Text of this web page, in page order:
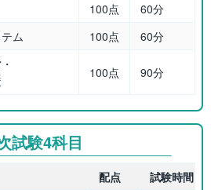
100点
60分
ム
100点
60分
100点 90分
試験4科目
配点
試験時間